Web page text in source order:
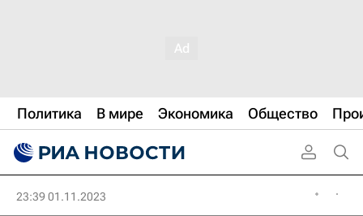
Политика В мире Экономика Общество
23:39 01.11.2023